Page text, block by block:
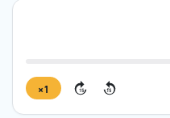
15
15
1×